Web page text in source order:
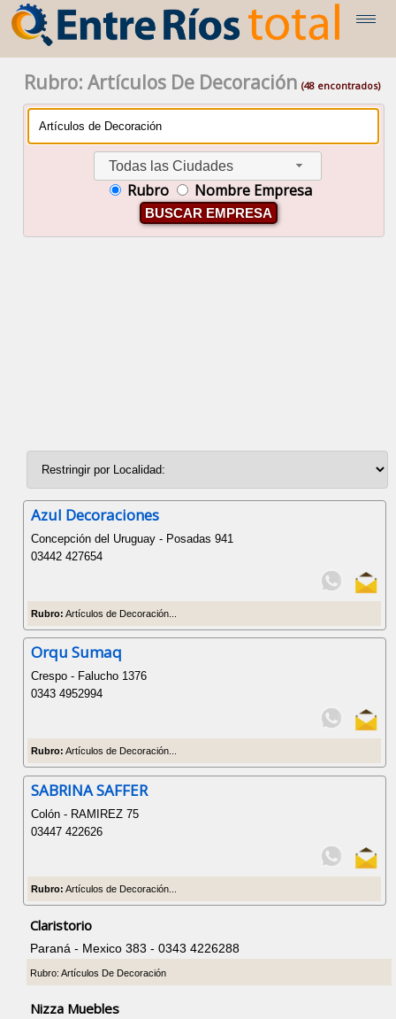
Rubro: Artículos De Decoración (48 encontrados)
Todas las Ciudades
Rubro Nombre Empresa
BUSCAR EMPRESA
Azul Decoraciones
Concepción del Uruguay - Posadas 941
03442 427654
Rubro: Artículos de Decoración...
Orqu Sumaq
Crespo - Falucho 1376
0343 4952994
Rubro: Artículos de Decoración...
SABRINA SAFFER
Colón - RAMIREZ 75
03447 422626
Rubro: Artículos de Decoración...
Claristorio
Paraná - Mexico 383 - 0343 4226288
Rubro: Artículos De Decoración
Nizza Muebles